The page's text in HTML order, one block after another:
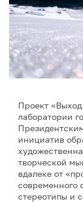
Проект
лаборатории
инициатив
творческой
вдалеке от
современного
стереотипы и